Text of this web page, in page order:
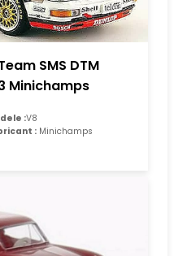
SMS DTM
Minichamps
:V8
: Minichamps